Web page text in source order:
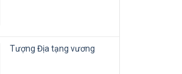
Tượng Địa tạng vương